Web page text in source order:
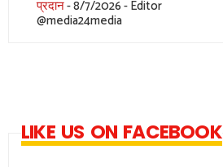
प्रदान- 8/7/2026- Editor
@media24media
LIKE US ON FACEBOOK